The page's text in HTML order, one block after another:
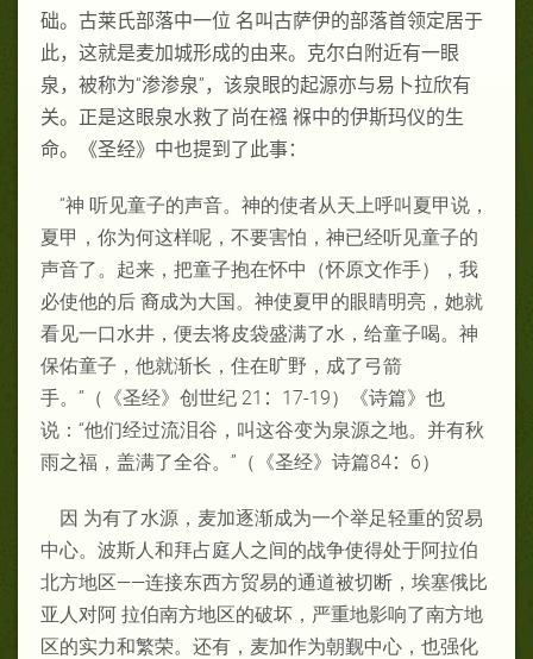
础。古莱氏部落中一位 名叫古萨伊的部落首领定居于
此，这就是麦加城形成的由来。克尔白附近有一眼
泉，被称为“渗渗泉”，该泉眼的起源亦与易卜拉欣有
关。正是这眼泉水救了尚在襁 褓中的伊斯玛仪的生
命。《圣经》中也提到了此事：
“神 听见童子的声音。神的使者从天上呼叫夏甲说，
夏甲，你为何这样呢，不要害怕，神已经听见童子的
声音了。起来，把童子抱在怀中（怀原文作手），我
必使他的后 裔成为大国。神使夏甲的眼睛明亮，她就
看见一口水井，便去将皮袋盛满了水，给童子喝。神
保佑童子，他就渐长，住在旷野，成了弓箭
手。”（《圣经》创世纪 21 ： 17-19）《诗篇》也
说：“他们经过流泪谷，叫这谷变为泉源之地。并有秋
雨之福，盖满了全谷。”（《圣经》诗篇84： 6）
因 为有了水源，麦加逐渐成为一个举足轻重的贸易
中心。波斯人和拜占庭人之间的战争使得处于阿拉伯
北方地区——连接东西方贸易的通道被切断，埃塞俄比
亚人对阿 拉伯南方地区的破坏，严重地影响了南方地
区的实力和繁荣。还有，麦加作为朝觐中心，也强化